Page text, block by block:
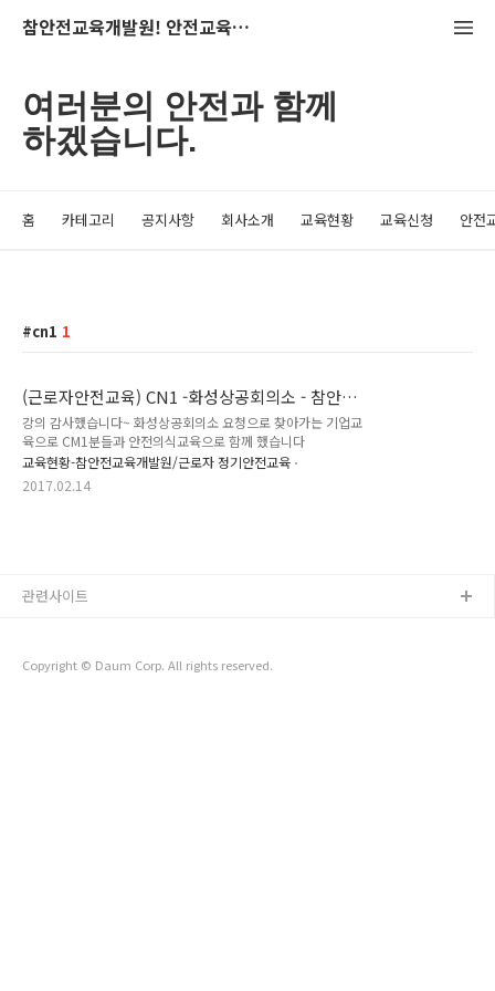
참안전교육개발원! 안전교육의 산실~
여러분의 안전과 함께
하겠습니다.
홈 카테고리 공지사항 회사소개 교육현황 교육신청 안전
cn1 1
(근로자안전교육) CN1 -화성상공회의소 - 참안전
교육개발원
강의 감사했습니다~ 화성상공회의소 요청으로 찾아가는 기업교
육으로 CM1분들과 안전의식교육으로 함께 했습니다
교육현황-참안전교육개발원/근로자 정기안전교육
2017.02.14
Copyright © Daum Corp. All rights reserved.
관련사이트